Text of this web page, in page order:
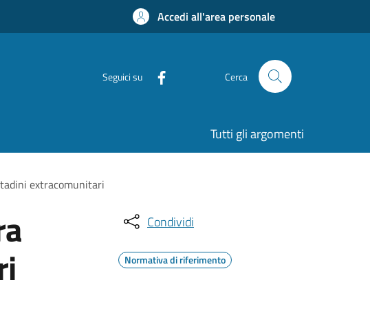
Accedi all'area personale
Seguici su Cerca
Tutti gli argomenti
extracomunitari
Condividi
Normativa di riferimento